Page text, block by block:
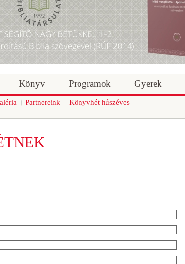
Könyv Programok Gyerek
Partnereink Könyvhét húszéves